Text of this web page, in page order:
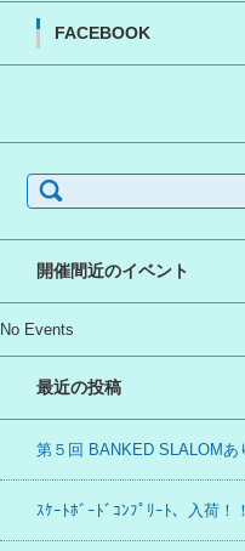
FACEBOOK
索:
開催間近のイベント
No Events
最近の投稿
第５回 BANKED SLALOMあ
ｽｹｰﾄﾎﾞｰﾄﾞｺﾝﾌﾟﾘｰﾄ、入荷！！